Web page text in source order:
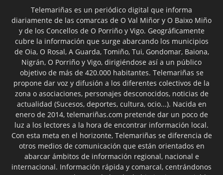
Telemariñas es un periódico digital que informa
diariamente de las comarcas de O Val Miñor y O Baixo Miño
y de los Concellos de O Porriño y Vigo. Geográficamente
cubre la información que surge abarcando los municipios
de Oia, O Rosal, A Guarda, Tomiño, Tui, Gondomar, Baiona,
Nigrán, O Porriño y Vigo, dirigiéndose así a un público
objetivo de más de 420.000 habitantes. Telemariñas se
propone dar voz y difusión a los diferentes colectivos de la
zona o asociaciones, personajes desconocidos, noticias de
actualidad (Sucesos, deportes, cultura, ocio...). Nacida en
enero de 2014, telemariñas.com pretende dar un poco de
luz a los lectores a la hora de encontrar información local.
Con esta meta en el horizonte, Telemariñas se diferencia de
otros medios de comunicación que están orientados en
abarcar ámbitos de información regional, nacional e
internacional. Información rápida y comarcal, centrándonos